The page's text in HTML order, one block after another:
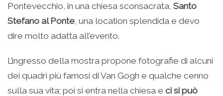
Pontevecchio, in una chiesa sconsacrata, Santo
Stefano al Ponte , una location splendida e devo
dire molto adatta all’evento.
L’ingresso della mostra propone fotografie di alcuni
dei quadri più famosi di Van Gogh e qualche cenno
sulla sua vita; poi si entra nella chiesa e ci si può